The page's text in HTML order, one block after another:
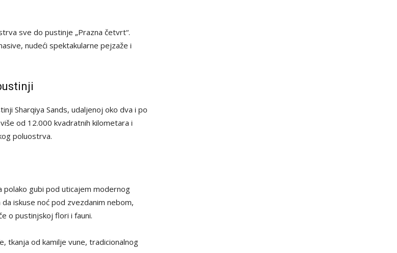
sve do pustinje „Prazna četvrt“.
nudeći spektakularne pejzaže i
Sharqiya Sands, udaljenoj oko dva i po
od 12.000 kvadratnih kilometara i
poluostrva.
polako gubi pod uticajem modernog
iskuse noć pod zvezdanim nebom,
o pustinjskoj flori i fauni.
tkanja od kamilje vune, tradicionalnog